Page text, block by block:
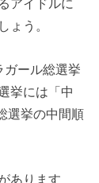
アイドルに
ょう。
ガール総選挙
挙には「中
選挙の中間順
あります